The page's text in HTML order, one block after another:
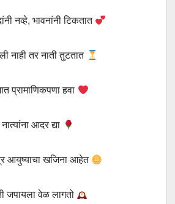
नव्हे, भावनांनी टिकतात
नाही तर नाती तुटतात
प्रामाणिकपणा हवा
नात्यांना आदर द्या
आयुष्याचा खजिना आहेत
जपायला वेळ लागतो